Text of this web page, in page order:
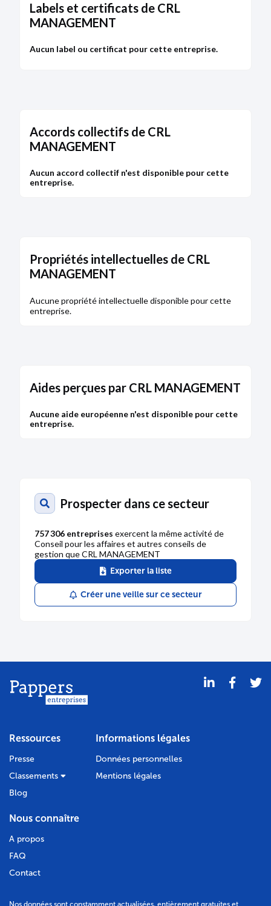
Labels et certificats de CRL
MANAGEMENT
Aucun label ou certificat pour cette entreprise.
Accords collectifs de CRL
MANAGEMENT
Aucun accord collectif n'est disponible pour cette
entreprise.
Propriétés intellectuelles de CRL
MANAGEMENT
Aucune propriété intellectuelle disponible pour cette
entreprise.
Aides perçues par CRL MANAGEMENT
Aucune aide européenne n'est disponible pour cette
entreprise.
Prospecter dans ce secteur
757 306 entreprises exercent la même activité de
Conseil pour les affaires et autres conseils de
gestion que CRL MANAGEMENT
Exporter la liste
Créer une veille sur ce secteur
Ressources
Presse
Classements
Blog
Informations légales
Données personnelles
Mentions légales
Nous connaître
A propos
FAQ
Contact
Nos données sont constamment actualisées, entièrement gratuites et